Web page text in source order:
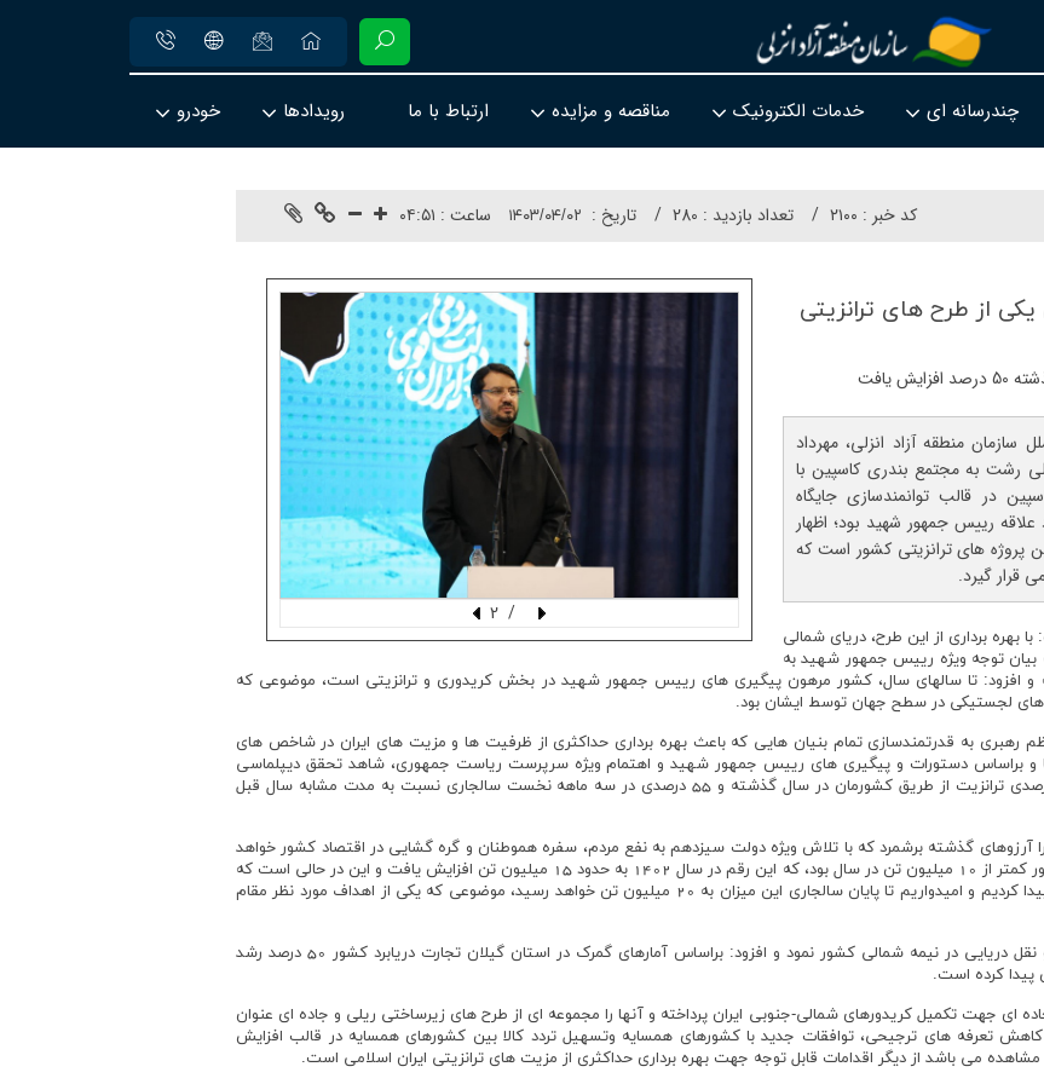
چندرسانه ای خدمات الکترونیک مناقصه و مزایده ارتباط با ما رویدادها خودرو
ساعت : ۰۴:۵۱ تاريخ : ۱۴۰۳/۰۴/۰۲ تعداد بازدید : 280 کد خبر : ۲۱۰۰
/ 2
از طرح های ترانزیتی
یافت
منطقه آزاد انزلی، مهرداد
رشت به مجتمع بندری کاسپین با
در قالب توانمندسازی جایگاه
رییس جمهور شهید بود؛ اظهار
پروژه های ترانزیتی کشور است که
قرار گیرد.
بهره برداری از این طرح، دریای شمالی
بیان توجه ویژه رییس جمهور شهید به
و افزود: تا سالهای سال، کشور مرهون پیگیری های رییس جمهور شهید در بخش کریدوری و ترانزیتی است، موضوعی که
لجستیکی در سطح جهان توسط ایشان بود.
رهبری به قدرتمندسازی تمام بنیان هایی که باعث بهره برداری حداکثری از ظرفیت ها و مزیت های ایران در شاخص های
و براساس دستورات و پیگیری های رییس جمهور شهید و اهتمام ویژه سرپرست ریاست جمهوری، شاهد تحقق دیپلماسی
اثربخش ترانزیت کشور بودیم که باعث افزایش 58 درصدی ترانزیت از طریق کشورمان در سال گذشته و 55 درصدی در سه ماهه نخست سالجاری نسبت به مدت مشابه سال قبل
گذشته برشمرد که با تلاش ویژه دولت سیزدهم به نفع مردم، سفره هموطنان و گره گشایی در اقتصاد کشور خواهد
شد، و اضافه کرد: در سال 1401، ترانزیت جاده ای کشور کمتر از 10 میلیون تن در سال بود، که این رقم در سال 1402 به حدود 15 میلیون تن افزایش یافت و این در حالی است که
طی سه ماهه سالجاری به رکورد 5 میلیون تن دست پیدا کردیم و امیدواریم تا پایان سالجاری این میزان به 20 میلیون تن خواهد رسید، موضوعی که یکی از اهداف مورد نظر مقام
وزیر راه وشهرسازی اشاره ای به افزایش نقش حمل و نقل دریایی در نیمه شمالی کشور نمود و افزود: براساس آمارهای گمرک در استان گیلان تجارت دریابرد کشور 50 درصد رشد
ای جهت تکمیل کریدورهای شمالی-جنوبی ایران پرداخته و آنها را مجموعه ای از طرح های زیرساختی ریلی و جاده ای عنوان
تعرفه های ترجیحی، توافقات جدید با کشورهای همسایه وتسهیل تردد کالا بین کشورهای همسایه در قالب افزایش
می باشد از دیگر اقدامات قابل توجه جهت بهره برداری حداکثری از مزیت های ترانزیتی ایران اسلامی است.